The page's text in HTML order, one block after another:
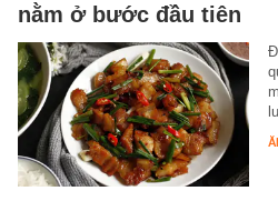
nằm ở bước đầu tiên